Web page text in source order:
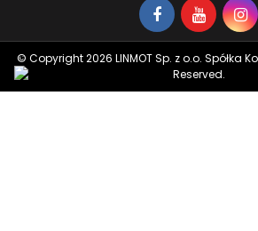
© Copyright 2026 LINMOT Sp. z o.o. Spółka
Reserved.